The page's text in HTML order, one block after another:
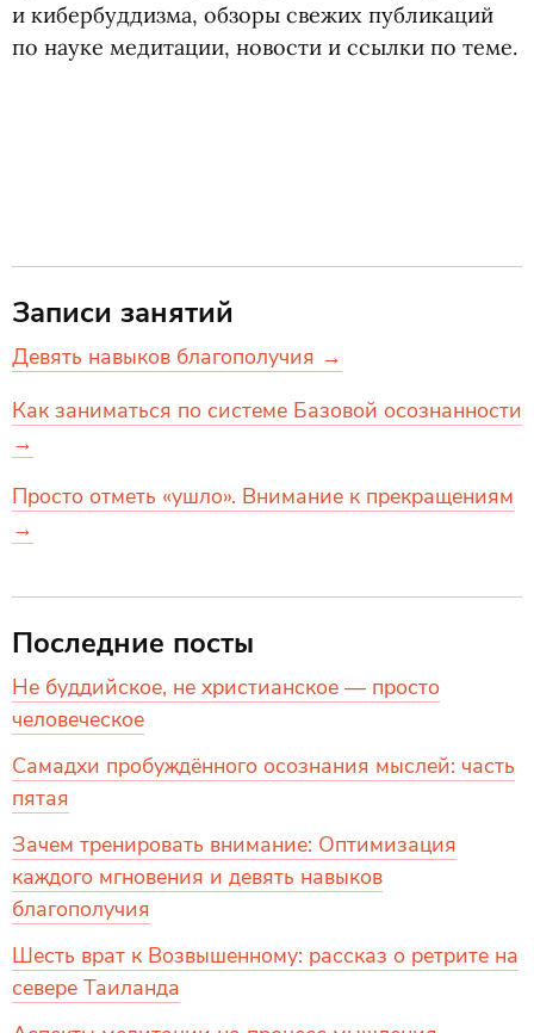
и кибербуддизма, обзоры свежих публикаций
по науке медитации, новости и ссылки по теме.
Записи занятий
Девять навыков благополучия →
Как заниматься по системе Базовой осознанности
→
Просто отметь «ушло». Внимание к прекращениям
→
Последние посты
Не буддийское, не христианское — просто
человеческое
Самадхи пробуждённого осознания мыслей: часть
пятая
Зачем тренировать внимание: Оптимизация
каждого мгновения и девять навыков
благополучия
Шесть врат к Возвышенному: рассказ о ретрите на
севере Таиланда